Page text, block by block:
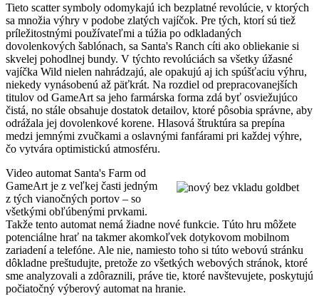
Tieto scatter symboly odomykajú ich bezplatné revolúcie, v ktorých
sa množia výhry v podobe zlatých vajíčok. Pre tých, ktorí sú tiež
príležitostnými používateľmi a túžia po odkladaných
dovolenkových šablónach, sa Santa's Ranch cíti ako obliekanie si
skvelej pohodlnej bundy. V týchto revolúciách sa všetky úžasné
vajíčka Wild nielen nahrádzajú, ale opakujú aj ich spúšťaciu výhru,
niekedy vynásobenú až päťkrát. Na rozdiel od prepracovanejších
titulov od GameArt sa jeho farmárska forma zdá byť osviežujúco
čistá, no stále obsahuje dostatok detailov, ktoré pôsobia správne, aby
odrážala jej dovolenkové korene. Hlasová štruktúra sa prepína
medzi jemnými zvučkami a oslavnými fanfárami pri každej výhre,
čo vytvára optimistickú atmosféru.
Video automat Santa's Farm od
GameArt je z veľkej časti jedným
z tých vianočných portov – so
všetkými obľúbenými prvkami.
Takže tento automat nemá žiadne nové funkcie. Túto hru môžete
potenciálne hrať na takmer akomkoľvek dotykovom mobilnom
zariadení a telefóne. Ale nie, namiesto toho si túto webovú stránku
dôkladne preštudujte, pretože zo všetkých webových stránok, ktoré
sme analyzovali a zdôraznili, práve tie, ktoré navštevujete, poskytujú
počiatočný výberový automat na hranie.